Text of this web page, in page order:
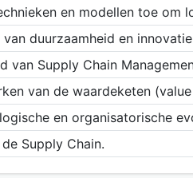
en modellen toe om
duurzaamheid en
van Supply Chain
van de waardeketen
en organisatorische
Supply Chain.